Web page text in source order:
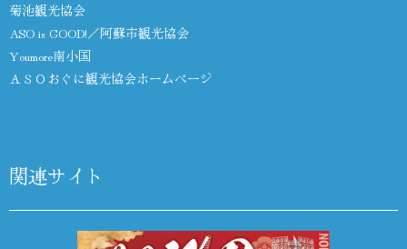
菊池観光協会
ASO is GOOD!／阿蘇市観光協会
Youmore南小国
ＡＳＯおぐに観光協会ホームページ
関連サイト